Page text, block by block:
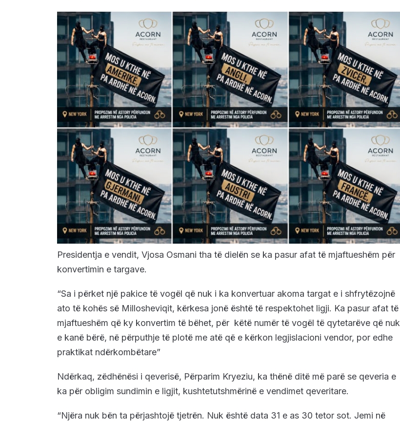
Presidentja e vendit, Vjosa Osmani tha të dielën se ka pasur afat të mjaftueshëm për
konvertimin e targave.
“Sa i përket një pakice të vogël që nuk i ka konvertuar akoma targat e i shfrytëzojnë
ato të kohës së Millosheviqit, kërkesa jonë është të respektohet ligji. Ka pasur afat të
mjaftueshëm që ky konvertim të bëhet, për këtë numër të vogël të qytetarëve që nuk
e kanë bërë, në përputhje të plotë me atë që e kërkon legjislacioni vendor, por edhe
praktikat ndërkombëtare”
Ndërkaq, zëdhënësi i qeverisë, Përparim Kryeziu, ka thënë ditë më parë se qeveria e
ka për obligim sundimin e ligjit, kushtetutshmërinë e vendimet qeveritare.
“Njëra nuk bën ta përjashtojë tjetrën. Nuk është data 31 e as 30 tetor sot. Jemi në